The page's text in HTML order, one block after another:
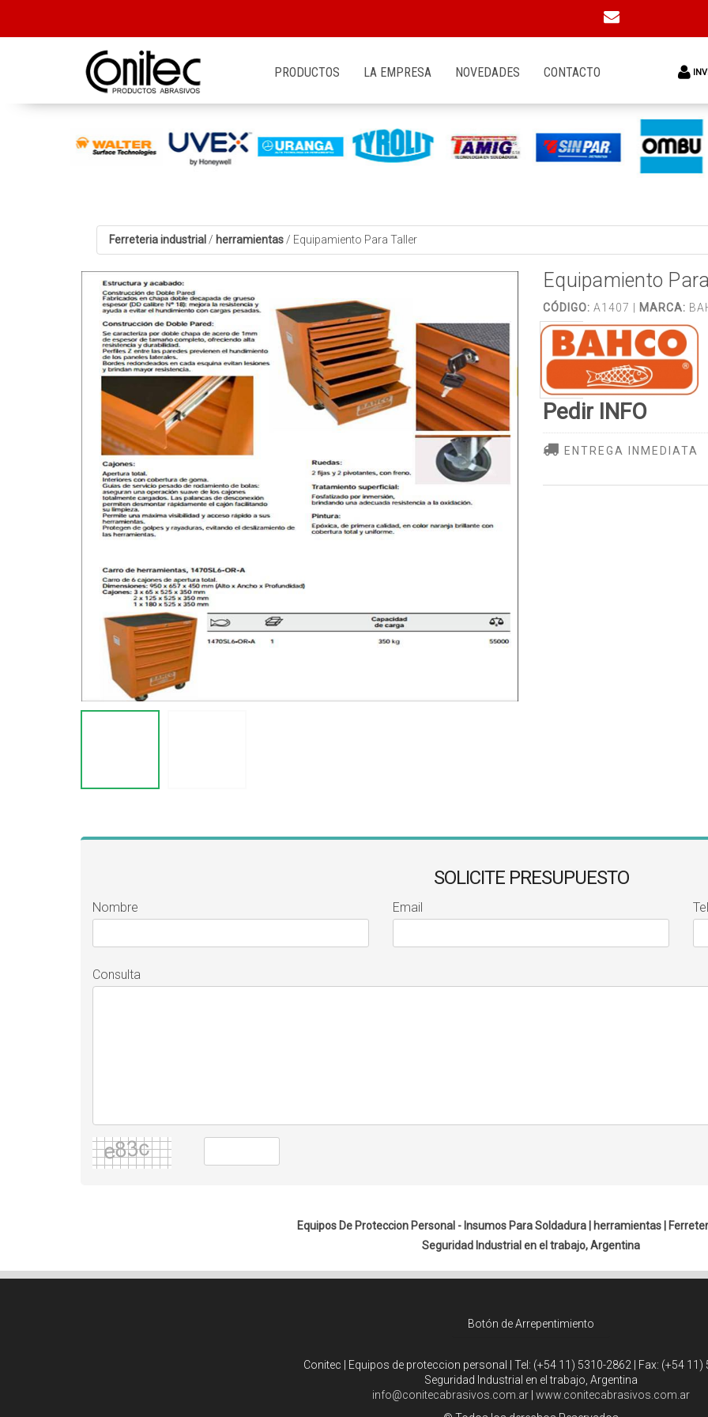
PRODUCTOS LA EMPRESA NOVEDADES CONTACTO
Ferreteria industrial / herramientas / Equipamiento Para Taller
Equipamiento
CÓDIGO: A1407 | MARCA:
Pedir INFO
ENTREGA INMEDIATA
SOLICITE PRESUPUESTO
Nombre Email
Consulta
Equipos De Proteccion Personal - Insumos Para Soldadura | herramientas|
Seguridad Industrial en el trabajo, Argentina
Botón de Arrepentimiento
Conitec | Equipos de proteccion personal | Tel: (+54 11) 5310-2862 | Fax: (+54 11)
Seguridad Industrial en el trabajo, Argentina
info@conitecabrasivos.com.ar www.conitecabrasivos.com.ar